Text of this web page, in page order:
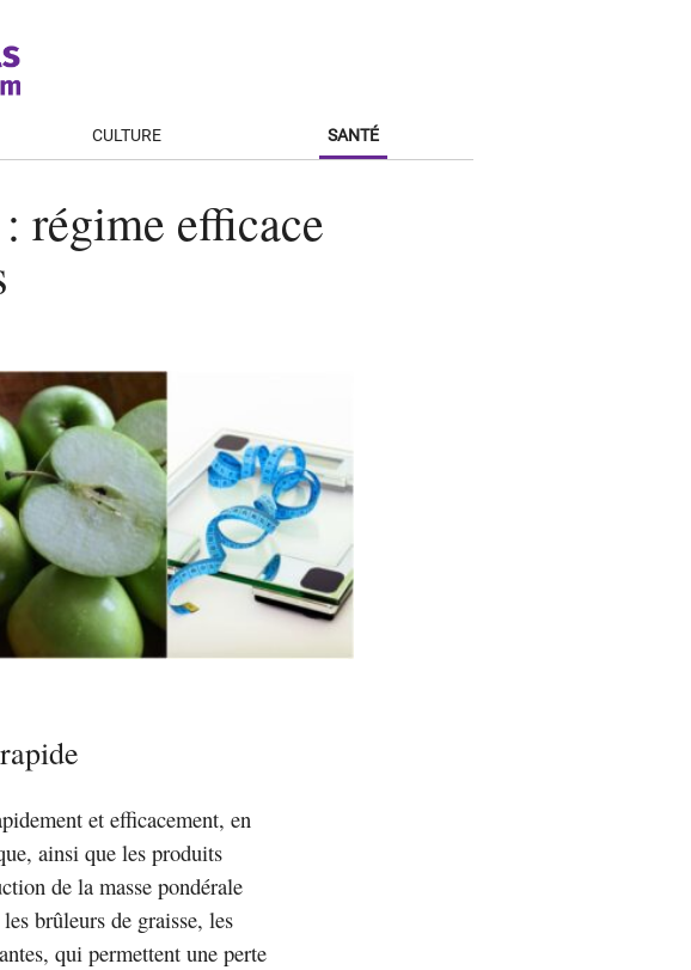
CULTURE SANTÉ
régime efficace
et efficacement, en
ainsi que les produits
de la masse pondérale
brûleurs de graisse, les
qui permettent une perte